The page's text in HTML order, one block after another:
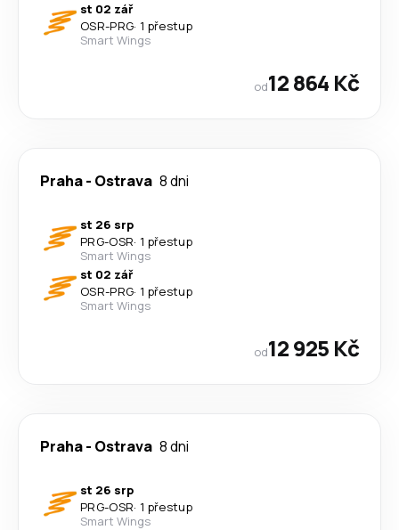
st 02 zář
OSR-PRG· 1 přestup
Smart Wings
od12 864 Kč
Praha- Ostrava 8 dni
st 26 srp
PRG-OSR· 1 přestup
Smart Wings
st 02 zář
OSR-PRG· 1 přestup
Smart Wings
od12 925 Kč
Praha- Ostrava 8 dni
st 26 srp
PRG-OSR· 1 přestup
Smart Wings